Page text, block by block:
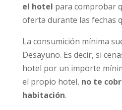
el hotel para comprobar
oferta durante las fechas
La consumición mínima
Desayuno. Es decir, si
hotel por un importe
el propio hotel, no te
habitación.